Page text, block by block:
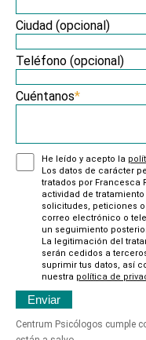
Ciudad (opcional)
Teléfono (opcional)
Cuéntanos*
He leído y acepto la
Los datos de carácter
tratados por Francesca
actividad de tratamiento
solicitudes, peticiones
correo electrónico o
un seguimiento
La legitimación del
serán cedidos a
suprimir tus datos, así
nuestra política de
Centrum Psicólogos cumple